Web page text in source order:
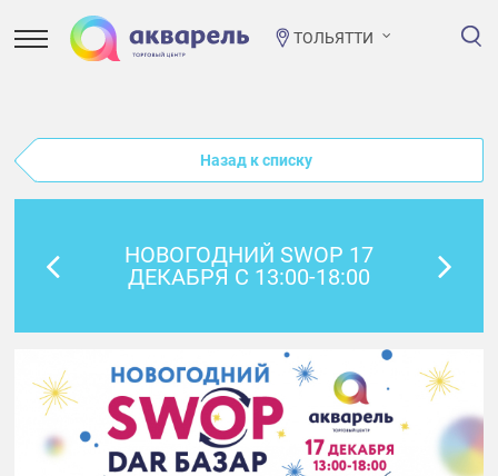
ТОЛЬЯТТИ
Назад к списку
НОВОГОДНИЙ SWOP 17
ДЕКАБРЯ С 13:00-18:00